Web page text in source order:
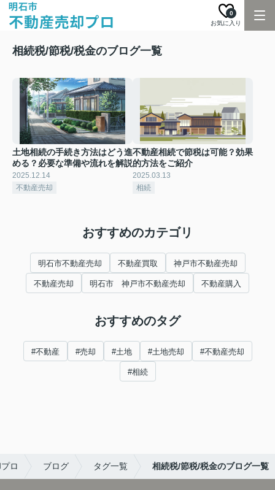
お気に入り
0
相続税/節税/税金のブログ一覧
土地相続の手続き方法はどう進
める？必要な準備や流れを解説
2025.12.14
不動産売却
不動産相続で節税は可能？効果
的方法をご紹介
2025.03.13
相続
おすすめのカテゴリ
明石市不動産売却 不動産買取 神戸市不動産売却
不動産売却 明石市 神戸市不動産売却 不動産購入
おすすめのタグ
#不動産 #売却 #土地 #土地売却 #不動産売却
#相続
ロ ブログ タグ一覧 相続税/節税/税金のブログ一覧